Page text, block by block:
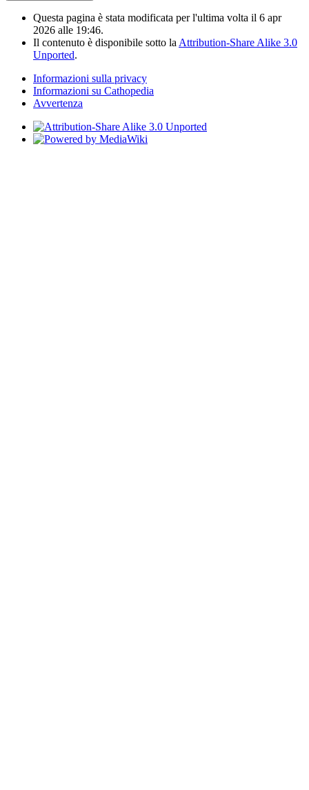
Questa pagina è stata modificata per l'ultima volta il 6 apr
2026 alle 19:46.
Il contenuto è disponibile sotto la Attribution-Share Alike 3.0
Unported.
Informazioni sulla privacy
Informazioni su Cathopedia
Avvertenza